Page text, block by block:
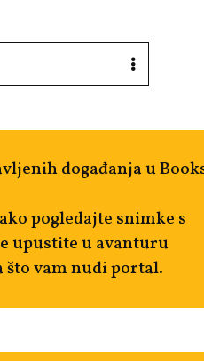
događanja u
pogledajte snimke s
upustite u avanturu
što vam nudi portal.